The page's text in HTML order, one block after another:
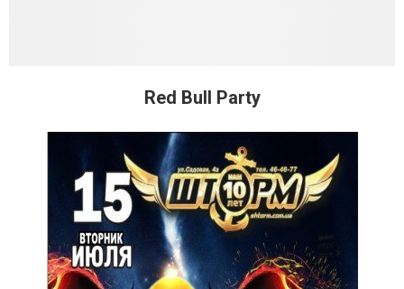
Red Bull Party